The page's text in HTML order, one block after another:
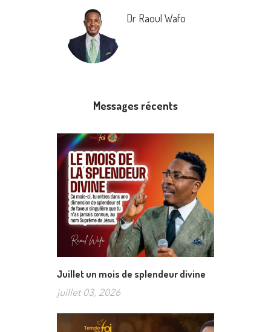
Dr Raoul Wafo
Messages récents
Juillet un mois de splendeur divine
juillet 03, 2026